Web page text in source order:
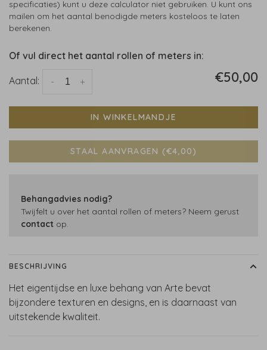
specificaties) kunt u deze calculator niet gebruiken. U kunt ons
mailen om het aantal benodigde meters kosteloos te laten
berekenen.
Of vul direct het aantal rollen of meters in:
Aantal: +
- €50,00
IN WINKELMANDJE
STAAL AANVRAGEN (€4,00)
Behangadvies nodig?
Twijfelt u over het aantal rollen of meters? Neem gerust
contact op.
BESCHRIJVING
Het eigentijdse en luxe behang van Arte bevat
bijzondere texturen en designs, en is daarnaast van
uitstekende kwaliteit.